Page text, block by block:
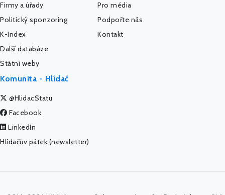
Firmy a úřady
Politický sponzoring
K-Index
Další databáze
Státní weby
Pro média
Podpořte nás
Kontakt
Komunita - Hlídač
@HlidacStatu
Facebook
LinkedIn
Hlídačův pátek (newsletter)